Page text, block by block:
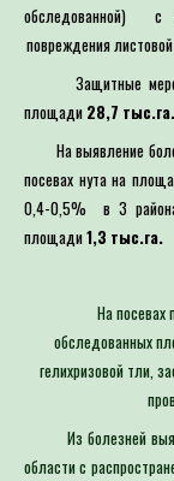
обследованной) с
повреждения
Защитные
площади 28,7 тыс.га.
На выявление
посевах нута на
0,4-0,5% в 3
площади1,3 тыс.га.
На
обследованных
гелихризовой тли,
Из болезней
области с